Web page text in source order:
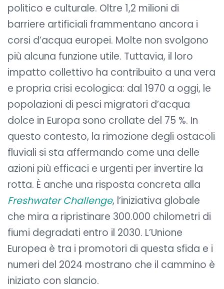
politico e culturale. Oltre 1,2 milioni di
barriere artificiali frammentano ancora i
corsi d’acqua europei. Molte non svolgono
più alcuna funzione utile. Tuttavia, il loro
impatto collettivo ha contribuito a una vera
e propria crisi ecologica: dal 1970 a oggi, le
popolazioni di pesci migratori d’acqua
dolce in Europa sono crollate del 75 %. In
questo contesto, la rimozione degli ostacoli
fluviali si sta affermando come una delle
azioni più efficaci e urgenti per invertire la
rotta. È anche una risposta concreta alla
Freshwater Challenge, l’iniziativa globale
che mira a ripristinare 300.000 chilometri di
fiumi degradati entro il 2030. L’Unione
Europea è tra i promotori di questa sfida e i
numeri del 2024 mostrano che il cammino è
iniziato con slancio.